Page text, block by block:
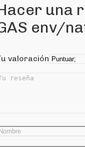
una
env/
valoración